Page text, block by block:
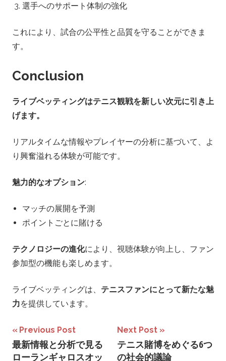
選手へのサポート体制の強化
これにより、試合の公平性と品質を守ることができま
す。
Conclusion
ライブベッティングはテニス観戦を新しい次元に引き上
げます。
リアルタイムな情報やプレイヤーの分析に基づいて、よ
り興奮溢れる体験が可能です。
魅力的なオプション:
マッチの展開を予測
ポイントごとに賭ける
テクノロジーの進化により、視聴体験が向上し、ファン
参加型の機能も楽しめます。
ライブベッティングは、 テニスファンにとって新たな魅
力を提供しています。
投
稿
Previous Post
最新情報と分析で見る
ローランギャロスオッ
Next Post
テニス賭博をめぐる6つ
の社会的議論